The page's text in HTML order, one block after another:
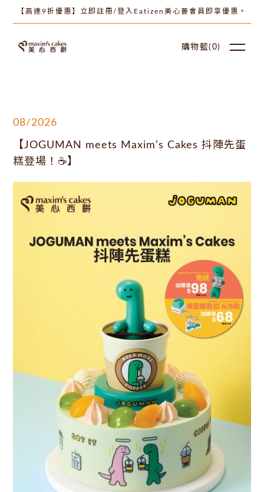
【高達9折優惠】立即註冊/登入Eatizen美心薈會員即享優惠。
購物籃( 0)
08/2026
【JOGUMAN meets Maxim’s Cakes 抖陣先蛋
糕登場！☕】